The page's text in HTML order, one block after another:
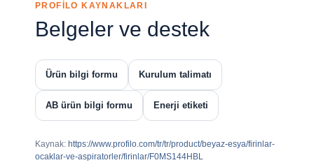
PROFİLO KAYNAKLARI
Belgeler ve destek
Ürün bilgi formu Kurulum talimatı
AB ürün bilgi formu Enerji etiketi
Kaynak: https://www.profilo.com/tr/tr/product/beyaz-esya/firinlar-
ocaklar-ve-aspiratorler/firinlar/F0MS144HBL